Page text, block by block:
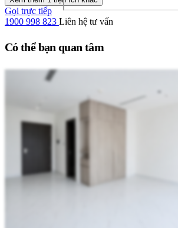
Gọi trực tiếp
1900 998 823 Liên hệ tư vấn
Có thể bạn quan tâm